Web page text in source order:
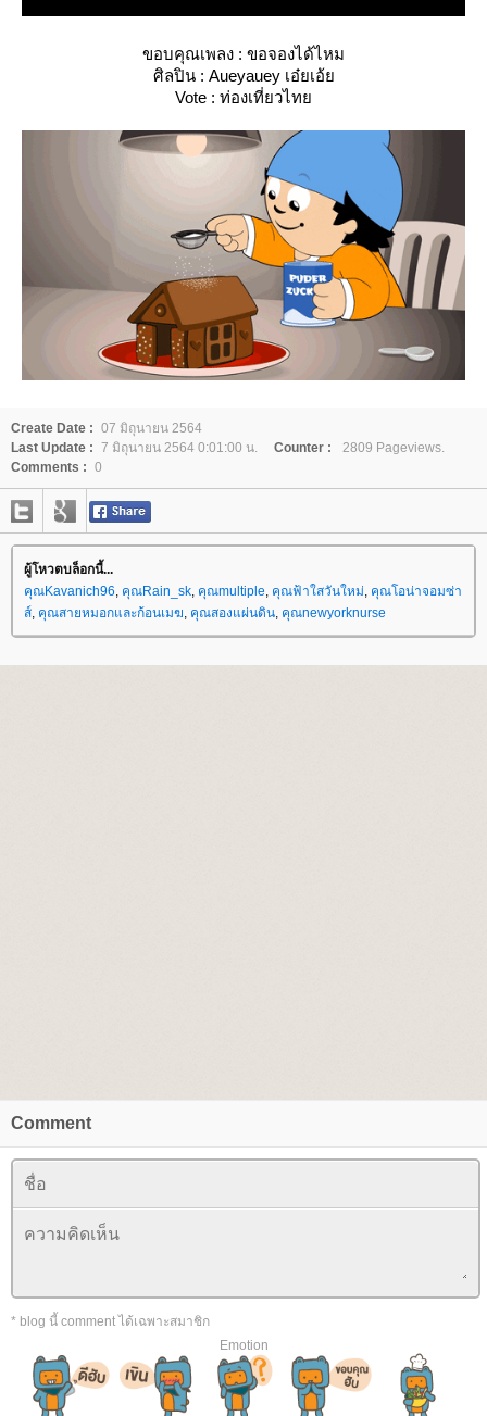
ขอบคุณเพลง : ขอจองได้ไหม
ศิลปิน : Aueyauey เอ๋ยเอ้
Vote : ท่องเที่ยวไท
Create Date : 07 มิถุนายน 2564
Last Update : 7 มิถุนายน 2564 0:01:00 น. Counter :
2809 Pageviews.
Comments : 0
ผู้โหวตบล็อกนี้...
คุณKavanich96 คุณRain_sk คุณmultiple คุณฟ้าใสวันใหม่ คุณโอน่าจอมซ่า
ส์ คุณสายหมอกและก้อนเมฆ คุณสองแผ่นดิน คุณnewyorknurse
Comment
* blog นี้ comment ได้เฉพาะสมาชิก
Emotion